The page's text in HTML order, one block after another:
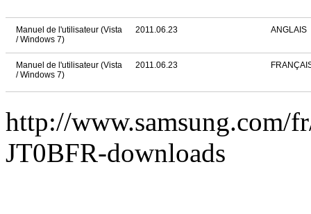
Manuel de l'utilisateur (Vista
/ Windows 7)
2011.06.23 ANGLAIS
Manuel de l'utilisateur (Vista
/ Windows 7)
2011.06.23
http://www.samsung.com/
JT0BFR-downloads